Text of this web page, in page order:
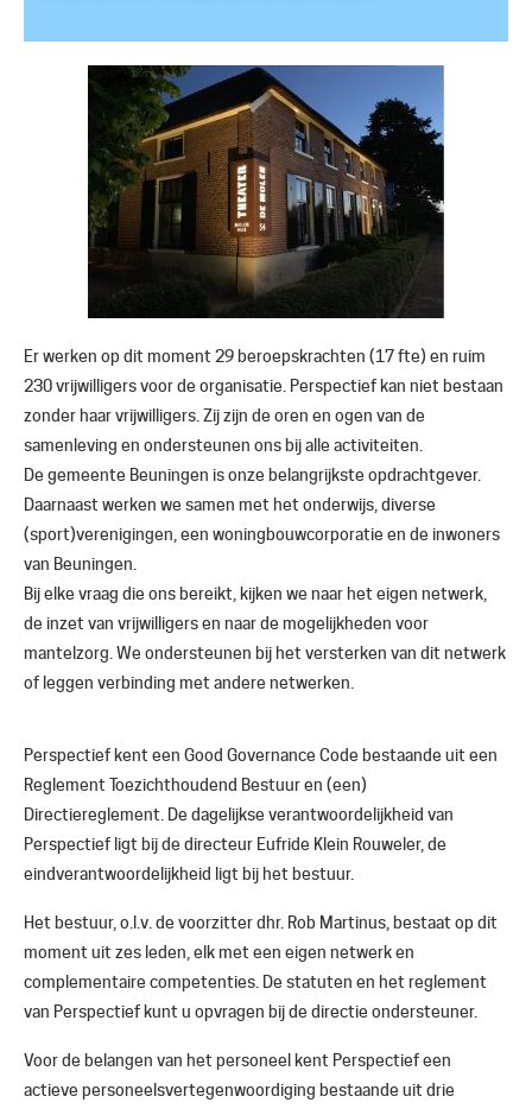
Er werken op dit moment 29 beroepskrachten (17 fte) en ruim
230 vrijwilligers voor de organisatie. Perspectief kan niet bestaan
zonder haar vrijwilligers. Zij zijn de oren en ogen van de
samenleving en ondersteunen ons bij alle activiteiten.
De gemeente Beuningen is onze belangrijkste opdrachtgever.
Daarnaast werken we samen met het onderwijs, diverse
(sport)verenigingen, een woningbouwcorporatie en de inwoners
van Beuningen.
Bij elke vraag die ons bereikt, kijken we naar het eigen netwerk,
de inzet van vrijwilligers en naar de mogelijkheden voor
mantelzorg. We ondersteunen bij het versterken van dit netwerk
of leggen verbinding met andere netwerken.
Perspectief kent een Good Governance Code bestaande uit een
Reglement Toezichthoudend Bestuur en (een)
Directiereglement. De dagelijkse verantwoordelijkheid van
Perspectief ligt bij de directeur Eufride Klein Rouweler, de
eindverantwoordelijkheid ligt bij het bestuur.
Het bestuur, o.l.v. de voorzitter dhr. Rob Martinus, bestaat op dit
moment uit zes leden, elk met een eigen netwerk en
complementaire competenties. De statuten en het reglement
van Perspectief kunt u opvragen bij de directie ondersteuner.
Voor de belangen van het personeel kent Perspectief een
actieve personeelsvertegenwoordiging bestaande uit drie